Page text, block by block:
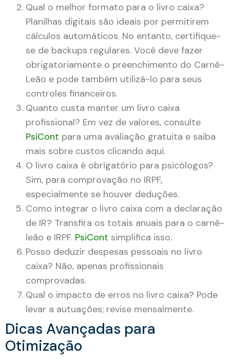
Qual o melhor formato para o livro caixa?
Planilhas digitais são ideais por permitirem
cálculos automáticos. No entanto, certifique-
se de backups regulares. Você deve fazer
obrigatoriamente o preenchimento do Carnê-
Leão e pode também utilizá-lo para seus
controles financeiros.
Quanto custa manter um livro caixa
profissional? Em vez de valores, consulte
PsiCont para uma avaliação gratuita e saiba
mais sobre custos clicando aqui.
O livro caixa é obrigatório para psicólogos?
Sim, para comprovação no IRPF,
especialmente se houver deduções.
Como integrar o livro caixa com a declaração
de IR? Transfira os totais anuais para o carnê-
leão e IRPF. PsiCont simplifica isso.
Posso deduzir despesas pessoais no livro
caixa? Não, apenas profissionais
comprovadas.
Qual o impacto de erros no livro caixa? Pode
levar a autuações; revise mensalmente.
Dicas Avançadas para
Otimização